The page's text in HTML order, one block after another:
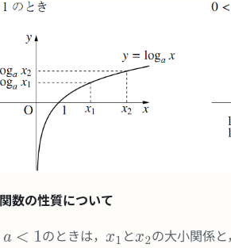
数の性質について
のときは，
と の大小関係と